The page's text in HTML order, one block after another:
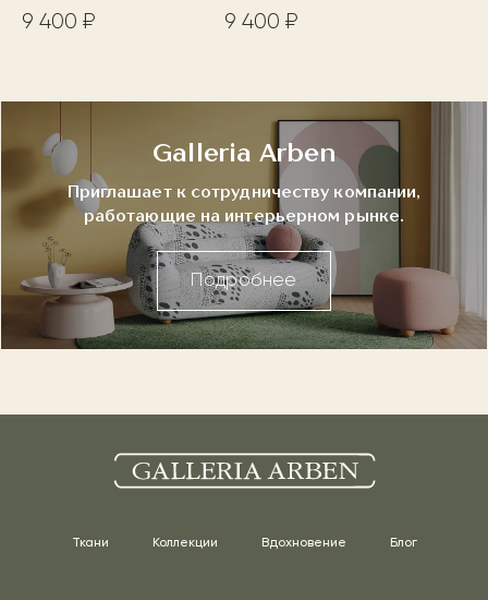
9 400 ₽ 9 400 ₽
Galleria Arben
Приглашает к сотрудничеству компании,
работающие на интерьерном рынке.
Подробнее
Ткани Коллекции Вдохновение Блог